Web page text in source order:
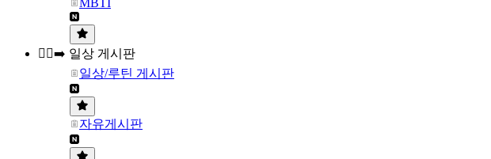
MBTI
🏃‍♀️‍➡️ 일상 게시판
일상/루틴 게시판
자유게시판